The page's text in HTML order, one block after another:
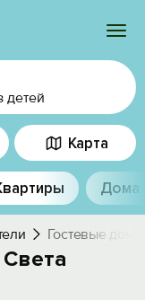
детей
Карта
Дома
Гостевые дома